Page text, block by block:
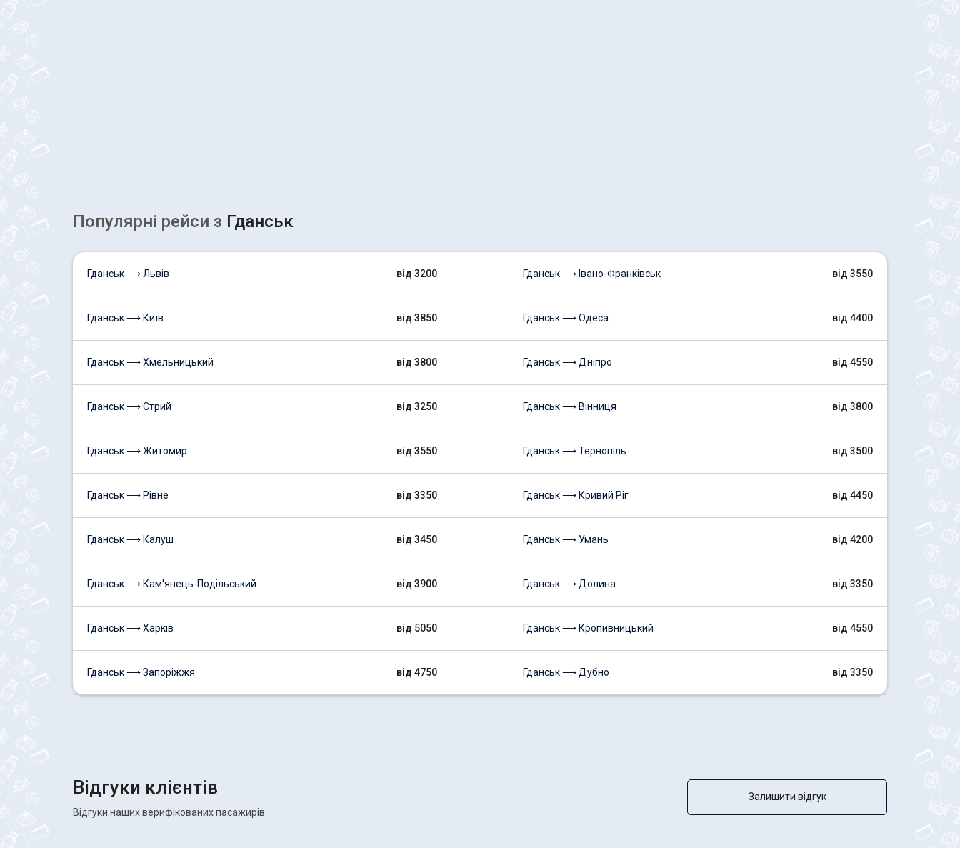
Популярні рейcи з Гданськ
Гданськ ⟶ Львів від 3200
Гданськ ⟶ Київ від 3850
Гданськ ⟶ Хмельницький від 3800
Гданськ ⟶ Стрий від 3250
Гданськ ⟶ Житомир від 3550
Гданськ ⟶ Рівне від 3350
Гданськ ⟶ Калуш від 3450
Гданськ ⟶ Кам'янець-Подільський від 3900
Гданськ ⟶ Харків від 5050
Гданськ ⟶ Запоріжжя від 4750
Гданськ ⟶ Івано-Франківськ від 3550
Гданськ ⟶ Одеса від 4400
Гданськ ⟶ Дніпро від 4550
Гданськ ⟶ Вінниця від 3800
Гданськ ⟶ Тернопіль від 3500
Гданськ ⟶ Кривий Ріг від 4450
Гданськ ⟶ Умань від 4200
Гданськ ⟶ Долина від 3350
Гданськ ⟶ Кропивницький від 4550
Гданськ ⟶ Дубно від 3350
Відгуки клієнтів
Відгуки наших верифікованих пасажирів
Залишити відгук